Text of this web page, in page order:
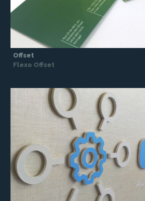
Offset
Flexo Offset